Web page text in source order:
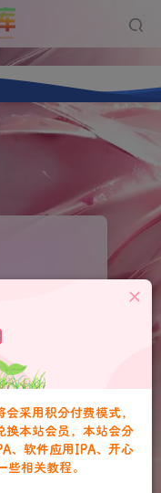
码|免密登录
采用积分付费模式，
换本站会员，本站会分
、软件应用IPA、开心
相关教程。